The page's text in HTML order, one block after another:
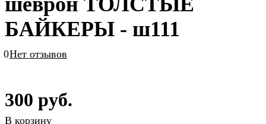
БАЙКЕРЫ - ш111
0Нет отзывов
300 руб.
В корзину